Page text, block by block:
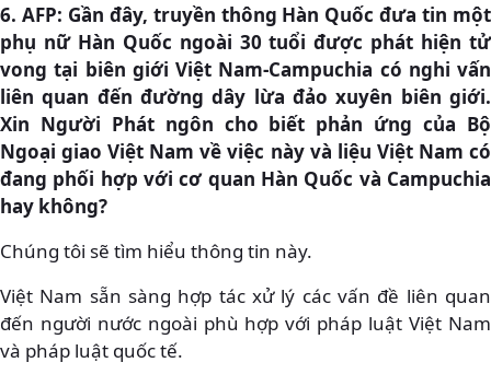
6. AFP: Gần đây, truyền thông Hàn Quốc đưa tin một
phụ nữ Hàn Quốc ngoài 30 tuổi được phát hiện tử
vong tại biên giới Việt Nam-Campuchia có nghi vấn
liên quan đến đường dây lừa đảo xuyên biên giới.
Xin Người Phát ngôn cho biết phản ứng của Bộ
Ngoại giao Việt Nam về việc này và liệu Việt Nam có
đang phối hợp với cơ quan Hàn Quốc và Campuchia
hay không?
Chúng tôi sẽ tìm hiểu thông tin này.
Việt Nam sẵn sàng hợp tác xử lý các vấn đề liên quan
đến người nước ngoài phù hợp với pháp luật Việt Nam
và pháp luật quốc tế.